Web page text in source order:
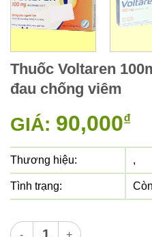
Thuốc Voltaren
đau chống viêm
GIÁ: 90,000₫
Thương hiệu: ,
Tình trạng:
Thuốc Voltaren 100mg -